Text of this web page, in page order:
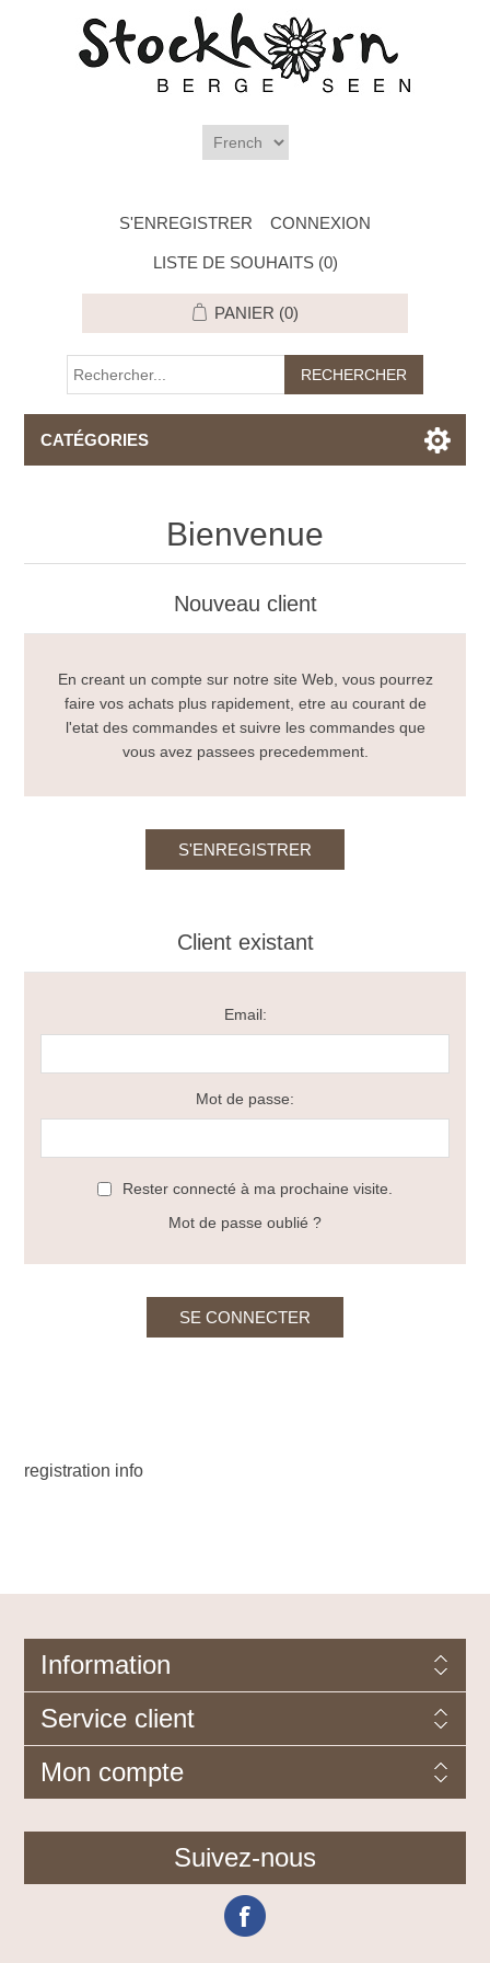
S'ENREGISTRER CONNEXION
LISTE DE SOUHAITS (0)
PANIER (0)
CATÉGORIES
Bienvenue
Nouveau client
En creant un compte sur notre site Web, vous pourrez
faire vos achats plus rapidement, etre au courant de
l'etat des commandes et suivre les commandes que
vous avez passees precedemment.
Client existant
Email:
Mot de passe:
Rester connecté à ma prochaine visite.
Mot de passe oublié ?
registration info
Information
Service client
Mon compte
Suivez-nous